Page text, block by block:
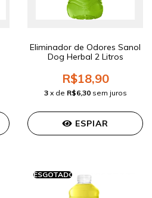
Eliminador de Odores Sanol
Dog Herbal 2 Litros
R$18,90
3 x de R$6,30 sem juros
ESPIAR
ESGOTADO